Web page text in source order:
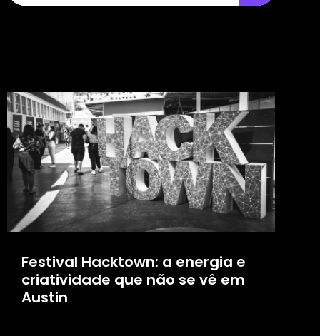
Festival Hacktown: a energia e
criatividade que não se vê em
Austin